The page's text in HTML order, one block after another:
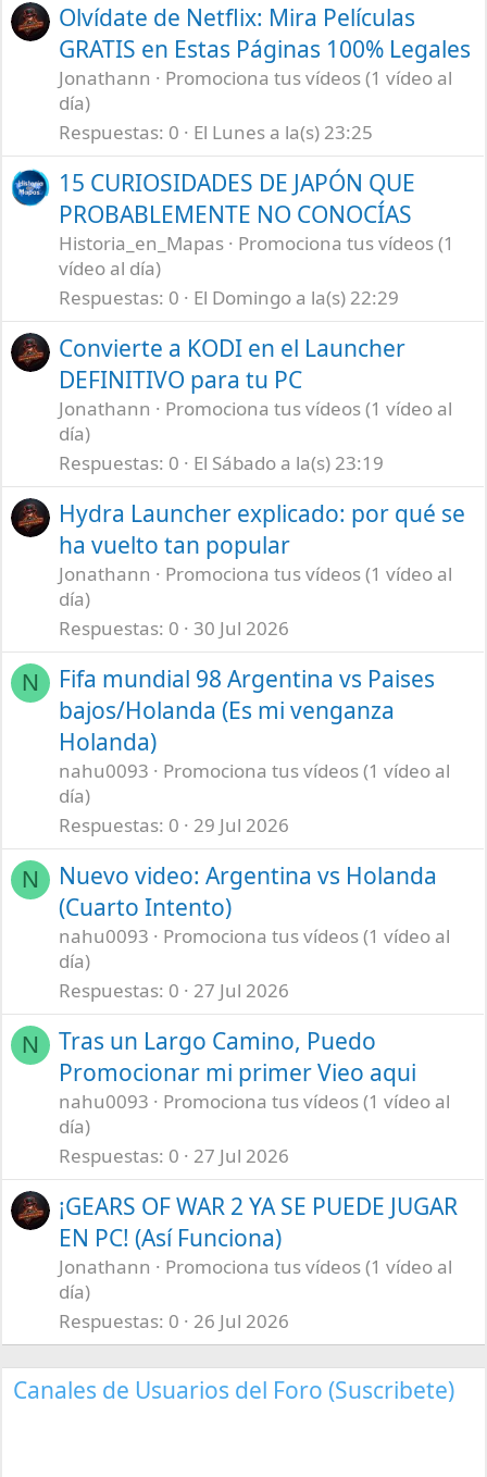
Olvídate de Netflix: Mira Películas
GRATIS en Estas Páginas 100% Legales
Jonathann
Promociona tus vídeos (1 vídeo al
día)
Respuestas 0 El Lunes a la(s) 23:25
15 CURIOSIDADES DE JAPÓN QUE
PROBABLEMENTE NO CONOCÍAS
Historia_en_Mapas
Promociona tus vídeos (1
vídeo al día)
Respuestas 0 El Domingo a la(s) 22:29
Convierte a KODI en el Launcher
DEFINITIVO para tu PC
Jonathann
Promociona tus vídeos (1 vídeo al
día)
Respuestas 0 El Sábado a la(s) 23:19
Hydra Launcher explicado: por qué se
ha vuelto tan popular
Jonathann
Promociona tus vídeos (1 vídeo al
día)
Respuestas 0 30 Jul 2026
N
Fifa mundial 98 Argentina vs Paises
bajos/Holanda (Es mi venganza
Holanda)
nahu0093
Promociona tus vídeos (1 vídeo al
día)
Respuestas 0 29 Jul 2026
N
Nuevo video: Argentina vs Holanda
(Cuarto Intento)
nahu0093
Promociona tus vídeos (1 vídeo al
día)
Respuestas 0 27 Jul 2026
N
Tras un Largo Camino, Puedo
Promocionar mi primer Vieo aqui
nahu0093
Promociona tus vídeos (1 vídeo al
día)
Respuestas 0 27 Jul 2026
¡GEARS OF WAR 2 YA SE PUEDE JUGAR
EN PC! (Así Funciona)
Jonathann
Promociona tus vídeos (1 vídeo al
día)
Respuestas 0 26 Jul 2026
Canales de Usuarios del Foro (Suscribete)